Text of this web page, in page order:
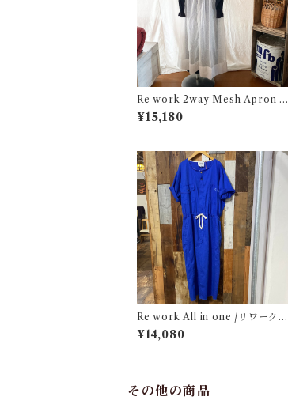
Re work 2way Mesh Apron D
ress /リワーク 2way メッシュ
エプロン ドレス 古着
¥15,180
Re work All in one /リワーク
オールインワン 古着
¥14,080
その他の商品